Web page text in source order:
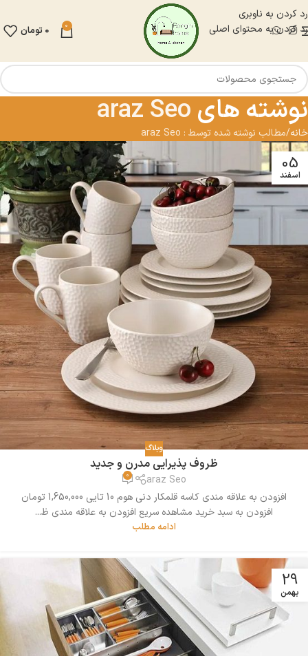
رد کردن به ناوبری
رد کردن به محتوای اصلی
0
0 تومان
نوشته های araz Seo
خانه مطالب نوشته شده توسط : araz Seo
05
اسفند
وبلاگ
ظروف پذیرایی مدرن و جدید
araz Seo
0
افزودن به علاقه مندی کاسه قلمکار دنی هوم 10 تایی 1,650,000 تومان
افزودن به سبد خرید مشاهده سریع افزودن به علاقه مندی ظ...
ادامه مطلب
29
بهمن